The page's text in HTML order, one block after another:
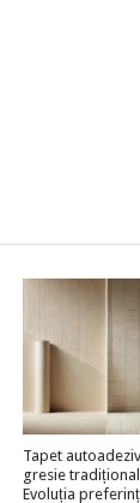
Tapet
gresie
Evoluția